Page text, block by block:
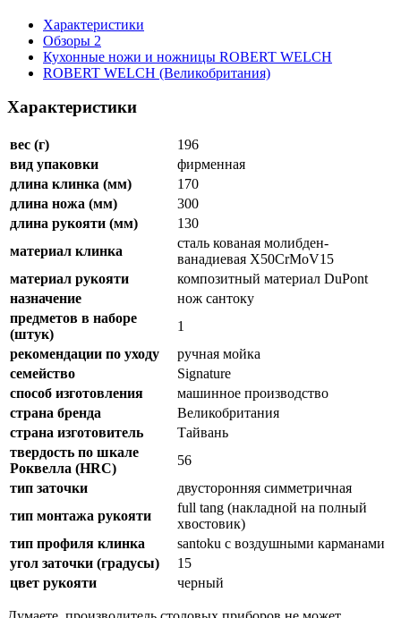
Характеристики
Обзоры 2
Кухонные ножи и ножницы ROBERT WELCH
ROBERT WELCH (Великобритания)
Характеристики
вес (г)
196
вид упаковки
фирменная
длина клинка (мм)
170
длина ножа (мм)
300
длина рукояти (мм)
130
материал клинка
сталь кованая молибден-
ванадиевая X50CrMoV15
материал рукояти
композитный материал DuPont
назначение
нож сантоку
предметов в наборе
(штук)
1
рекомендации по уходу
ручная мойка
семейство
Signature
способ изготовления
машинное производство
страна бренда
Великобритания
страна изготовитель
Тайвань
твердость по шкале
Роквелла (HRC)
56
тип заточки
двусторонняя симметричная
тип монтажа рукояти
full tang (накладной на полный
хвостовик)
тип профиля клинка
santoku с воздушными карманами
угол заточки (градусы)
15
цвет рукояти
черный